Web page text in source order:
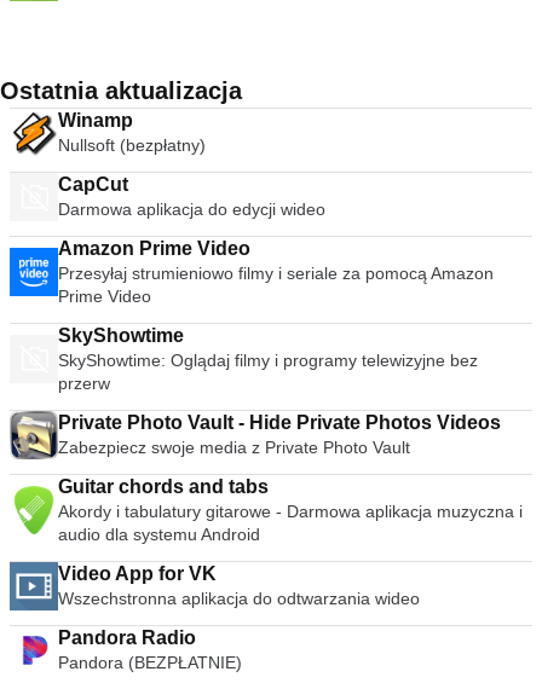
Ostatnia aktualizacja
Winamp
Nullsoft (bezpłatny)
CapCut
Darmowa aplikacja do edycji wideo
Amazon Prime Video
Przesyłaj strumieniowo filmy i seriale za pomocą Amazon
Prime Video
SkyShowtime
SkyShowtime: Oglądaj filmy i programy telewizyjne bez
przerw
Private Photo Vault - Hide Private Photos Videos
Zabezpiecz swoje media z Private Photo Vault
Guitar chords and tabs
Akordy i tabulatury gitarowe - Darmowa aplikacja muzyczna i
audio dla systemu Android
Video App for VK
Wszechstronna aplikacja do odtwarzania wideo
Pandora Radio
Pandora (BEZPŁATNIE)